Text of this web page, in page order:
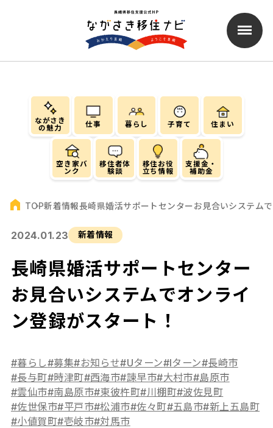
ながさき
の魅力
仕事 暮らし 子育て 住まい
空き家バ
ンク
移住者体
験談
移住お役
立ち情報
支援金・
補助金
TOP新着情報長崎県婚活サポートセンターお見合いシステム
2024.01.23 新着情報
長崎県婚活サポートセンター
お見合いシステムでオンライ
ン登録がスタート！
#暮らし#募集#お知らせ#Uターン#Iターン#長崎市
#長与町#時津町#西海市#諫早市#大村市#島原市
#雲仙市#南島原市#東彼杵町#川棚町#波佐見町
#佐世保市#平戸市#松浦市#佐々町#五島市#新上五島町
#小値賀町#壱岐市#対馬市